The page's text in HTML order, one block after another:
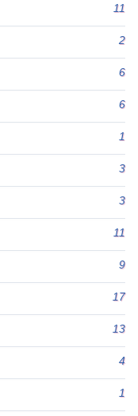
11
2
6
6
1
3
3
11
9
17
13
4
1